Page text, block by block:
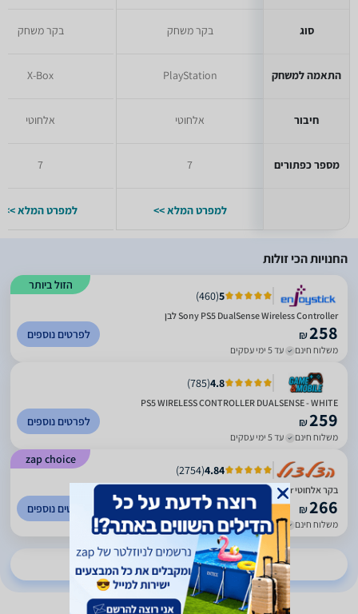
סוג
התאמה למשחק
חיבור
מספר כפתורים
בקר משחק
PlayStation
אלחוטי
7
למפרט המלא >>
בקר משחק
X-Box
אלחוטי
7
למפרט המלא >>
החנויות הכי זולות
הזול ביותר
5
(
460
)
Sony PS5 DualSense Wireless Controller לבן
₪258
משלוח חינם עד 5 ימי עסקים
לפרטים נוספים
4.8
(
785
)
PS5 WIRELESS CONTROLLER DUALSENSE - WHITE
₪259
משלוח חינם עד 5 ימי עסקים
לפרטים נוספים
zap choice
4.84
(
2754
)
בקר אלחוטי Sony PS5 DualSense Wireless Controller
₪266
משלוח חינם עד 7 ימי עסקים
לפרטים נוספים
להשוואת מחירים ב-112 חנויות נוספות